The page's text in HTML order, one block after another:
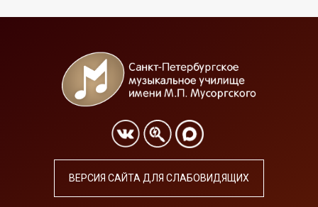
ВЕРСИЯ САЙТА ДЛЯ СЛАБОВИДЯЩИХ